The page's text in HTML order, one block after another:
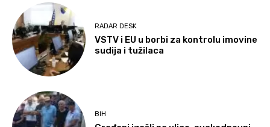
RADAR DESK
VSTV i EU u borbi za kontrolu imovine
sudija i tužilaca
BIH